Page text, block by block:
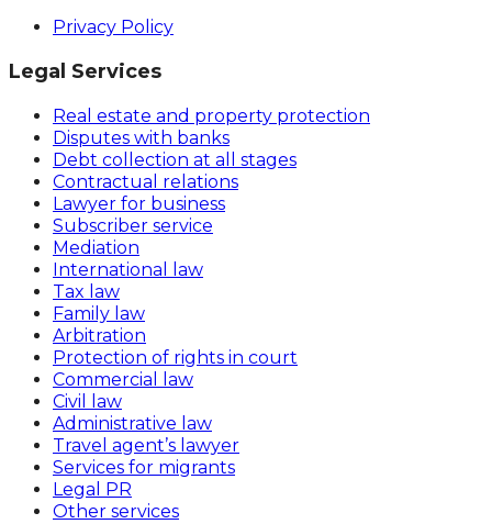
Privacy Policy
Legal Services
Real estate and property protection
Disputes with banks
Debt collection at all stages
Contractual relations
Lawyer for business
Subscriber service
Mediation
International law
Tax law
Family law
Arbitration
Protection of rights in court
Commercial law
Civil law
Administrative law
Travel agent’s lawyer
Services for migrants
Legal PR
Other services